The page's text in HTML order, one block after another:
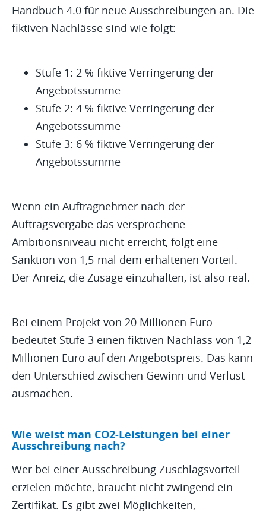
Handbuch 4.0 für neue Ausschreibungen an. Die
fiktiven Nachlässe sind wie folgt:
Stufe 1: 2 % fiktive Verringerung der
Angebotssumme
Stufe 2: 4 % fiktive Verringerung der
Angebotssumme
Stufe 3: 6 % fiktive Verringerung der
Angebotssumme
Wenn ein Auftragnehmer nach der
Auftragsvergabe das versprochene
Ambitionsniveau nicht erreicht, folgt eine
Sanktion von 1,5-mal dem erhaltenen Vorteil.
Der Anreiz, die Zusage einzuhalten, ist also real.
Bei einem Projekt von 20 Millionen Euro
bedeutet Stufe 3 einen fiktiven Nachlass von 1,2
Millionen Euro auf den Angebotspreis. Das kann
den Unterschied zwischen Gewinn und Verlust
ausmachen.
Wie weist man CO2-Leistungen bei einer
Ausschreibung nach?
Wer bei einer Ausschreibung Zuschlagsvorteil
erzielen möchte, braucht nicht zwingend ein
Zertifikat. Es gibt zwei Möglichkeiten,